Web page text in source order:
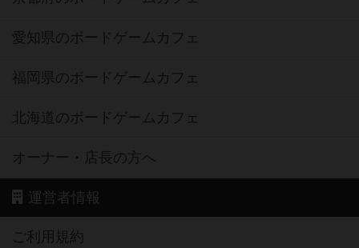
愛知県のボードゲームカフェ
福岡県のボードゲームカフェ
北海道のボードゲームカフェ
オーナー・店長の方へ
運営者情報
ご利用規約